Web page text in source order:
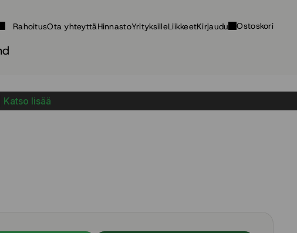
RahoitusOta yhteyttäHinnastoYrityksilleLiikkeetKirjaudu Ostoskori
lisää